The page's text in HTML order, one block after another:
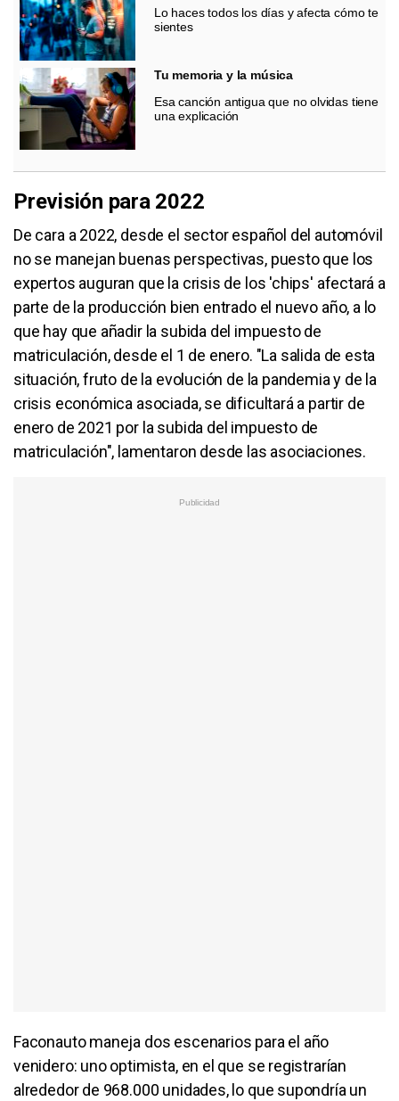
Lo haces todos los días y afecta cómo te
sientes
Tu memoria y la música
Esa canción antigua que no olvidas tiene
una explicación
Previsión para 2022
De cara a 2022, desde el sector español del automóvil
no se manejan buenas perspectivas, puesto que los
expertos auguran que la crisis de los 'chips' afectará a
parte de la producción bien entrado el nuevo año, a lo
que hay que añadir la subida del impuesto de
matriculación, desde el 1 de enero. "La salida de esta
situación, fruto de la evolución de la pandemia y de la
crisis económica asociada, se dificultará a partir de
enero de 2021 por la subida del impuesto de
matriculación", lamentaron desde las asociaciones.
Faconauto maneja dos escenarios para el año
venidero: uno optimista, en el que se registrarían
alrededor de 968.000 unidades, lo que supondría un